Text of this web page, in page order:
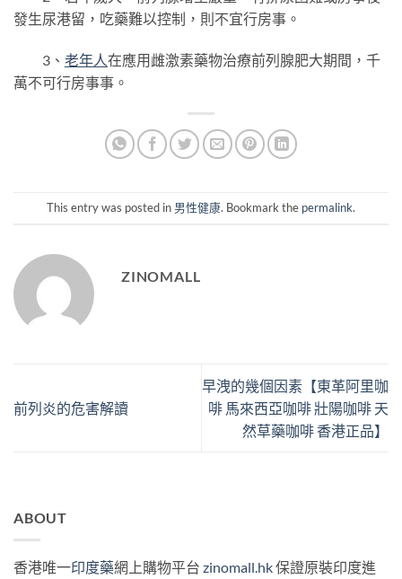
發生尿港留，吃藥難以控制，則不宜行房事。
3、 老年人在應用雌激素藥物治療前列腺肥大期間，千
萬不可行房事事。
This entry was posted in 男性健康. Bookmark the permalink.
ZINOMALL
前列炎的危害解讀
早洩的幾個因素【東革阿里咖
啡 馬來西亞咖啡 壯陽咖啡 天
然草藥咖啡 香港正品】
ABOUT
香港唯一印度藥網上購物平台 zinomall.hk保證原裝印度進